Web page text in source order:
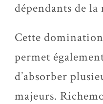
dépendants de la
Cette
permet
d’absorber
majeurs.